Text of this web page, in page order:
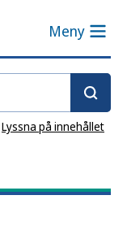
Meny
Lyssna på innehållet